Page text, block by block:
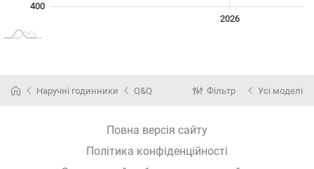
400
2026
Наручні годинники Q&Q Фільтр Усі моделі
Повна версія сайту
Політика конфіденційності